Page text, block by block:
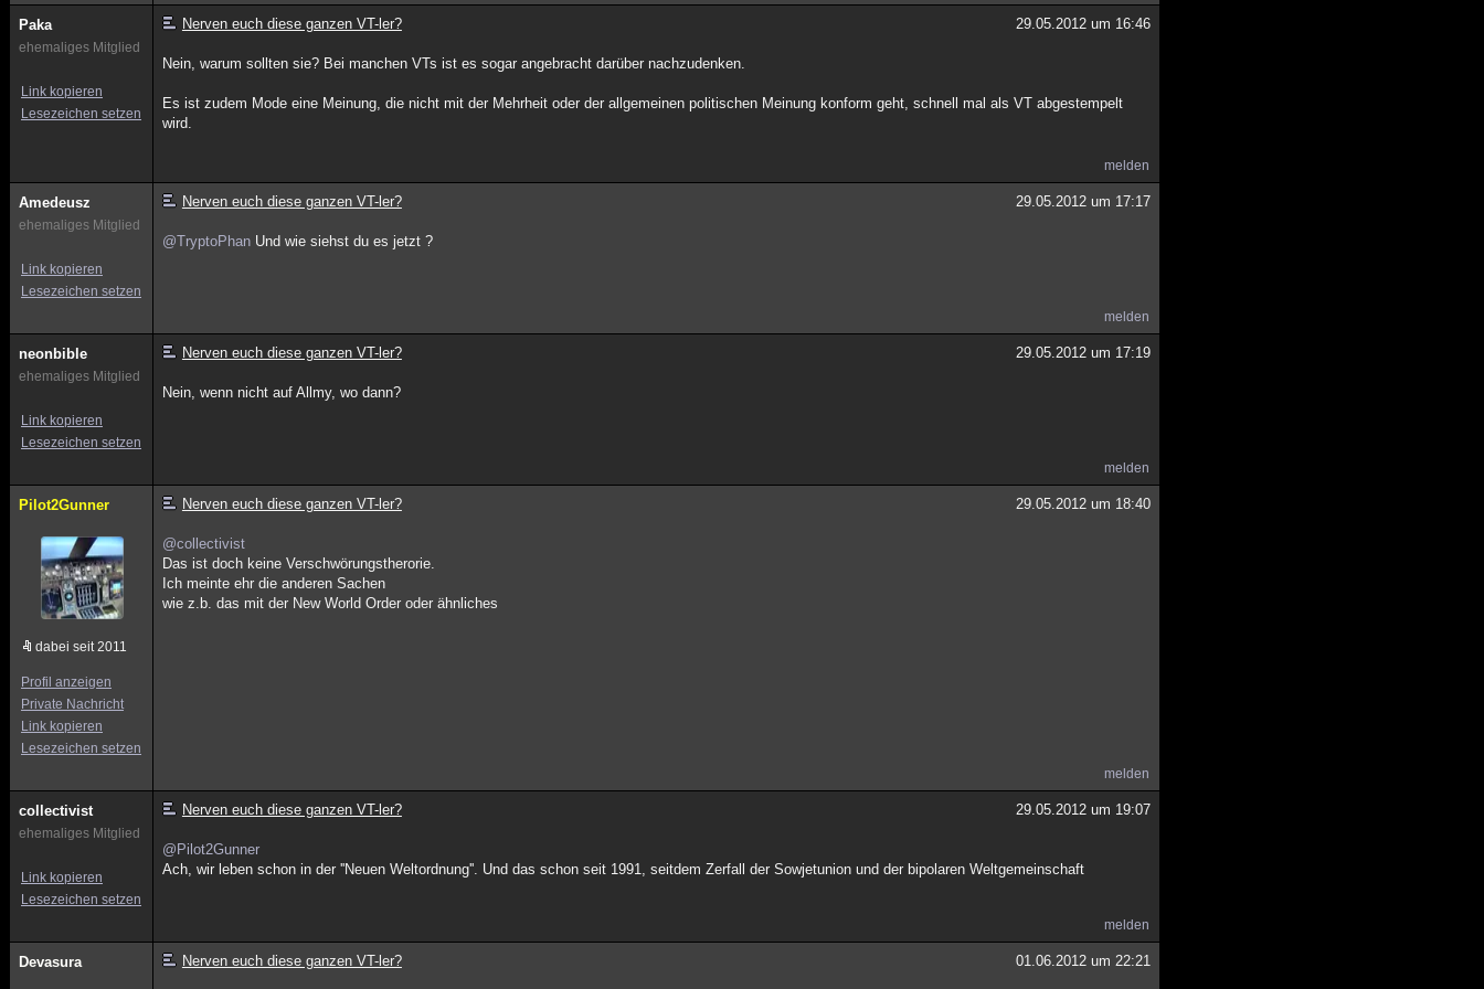
Paka
ehemaliges Mitglied
Link kopieren
Lesezeichen setzen
Nerven euch diese ganzen VT-ler? 29.05.2012 um 16:46
Nein, warum sollten sie? Bei manchen VTs ist es sogar angebracht darüber nachzudenken.
Es ist zudem Mode eine Meinung, die nicht mit der Mehrheit oder der allgemeinen politischen Meinung konform geht, schnell mal als VT abgestempelt
wird.
melden
Amedeusz
ehemaliges Mitglied
Link kopieren
Lesezeichen setzen
Nerven euch diese ganzen VT-ler? 29.05.2012 um 17:17
@TryptoPhan Und wie siehst du es jetzt ?
melden
neonbible
ehemaliges Mitglied
Link kopieren
Lesezeichen setzen
Nerven euch diese ganzen VT-ler? 29.05.2012 um 17:19
Nein, wenn nicht auf Allmy, wo dann?
melden
Pilot2Gunner
dabei seit 2011
Profil anzeigen
Private Nachricht
Link kopieren
Lesezeichen setzen
Nerven euch diese ganzen VT-ler? 29.05.2012 um 18:40
@collectivist
Das ist doch keine Verschwörungstherorie.
Ich meinte ehr die anderen Sachen
wie z.b. das mit der New World Order oder ähnliches
melden
collectivist
ehemaliges Mitglied
Link kopieren
Lesezeichen setzen
Nerven euch diese ganzen VT-ler? 29.05.2012 um 19:07
@Pilot2Gunner
Ach, wir leben schon in der ''Neuen Weltordnung''. Und das schon seit 1991, seitdem Zerfall der Sowjetunion und der bipolaren Weltgemeinschaft
melden
Devasura Nerven euch diese ganzen VT-ler? 01.06.2012 um 22:21